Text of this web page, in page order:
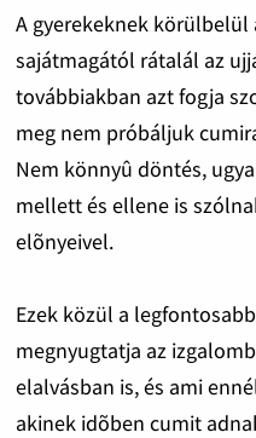
A gyerekeknek körülbelül
sajátmagától rátalál az
továbbiakban azt fogja
meg nem próbáljuk
Nem könnyû döntés,
mellett és ellene is
elõnyeivel.
Ezek közül a
megnyugtatja az
elalvásban is, és ami
akinek idõben cumit